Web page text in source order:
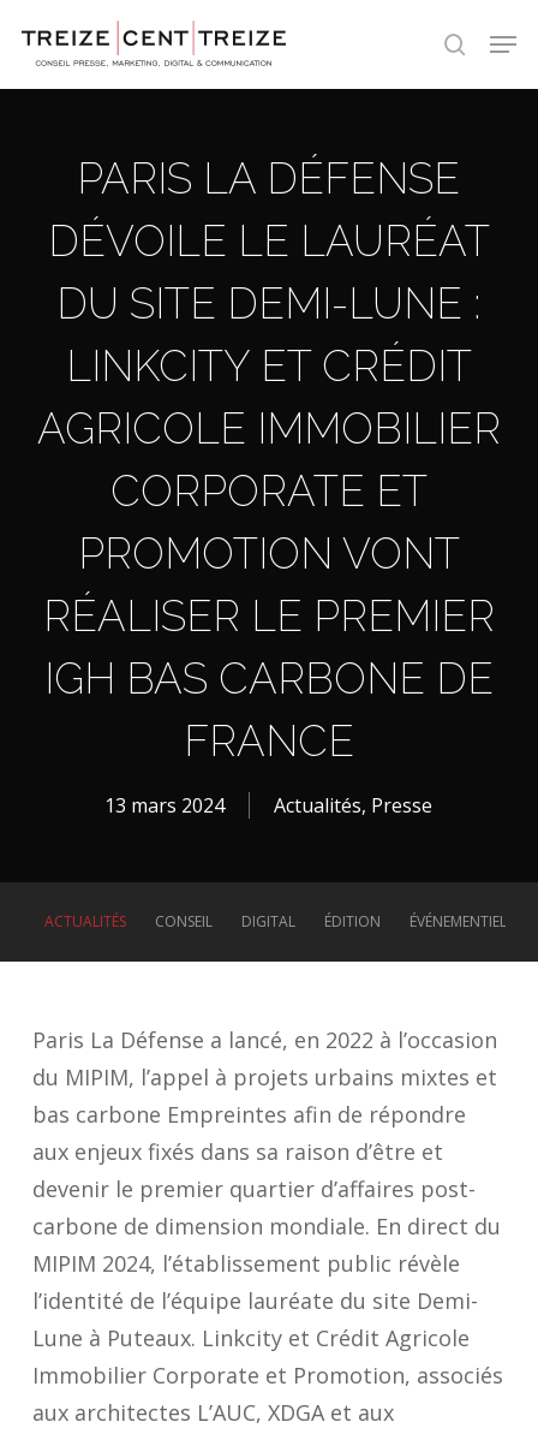
search
PARIS LA DÉFENSE
DÉVOILE LE LAURÉAT
DU SITE DEMI-LUNE :
LINKCITY ET CRÉDIT
AGRICOLE IMMOBILIER
CORPORATE ET
PROMOTION VONT
RÉALISER LE PREMIER
IGH BAS CARBONE DE
FRANCE
13 mars 2024 Actualités, Presse
ACTUALITÉS CONSEIL DIGITAL ÉDITION ÉVÉNEMENTIEL
Paris La Défense a lancé, en 2022 à l’occasion
du MIPIM, l’appel à projets urbains mixtes et
bas carbone Empreintes afin de répondre
aux enjeux fixés dans sa raison d’être et
devenir le premier quartier d’affaires post-
carbone de dimension mondiale. En direct du
MIPIM 2024, l’établissement public révèle
l’identité de l’équipe lauréate du site Demi-
Lune à Puteaux. Linkcity et Crédit Agricole
Immobilier Corporate et Promotion, associés
aux architectes L’AUC, XDGA et aux